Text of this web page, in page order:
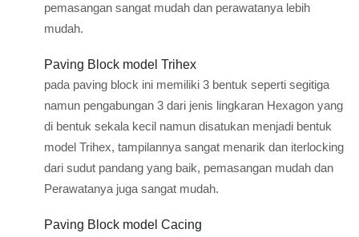
pemasangan sangat mudah dan perawatanya lebih
mudah.
Paving Block model Trihex
pada paving block ini memiliki 3 bentuk seperti segitiga
namun pengabungan 3 dari jenis lingkaran Hexagon yang
di bentuk sekala kecil namun disatukan menjadi bentuk
model Trihex, tampilannya sangat menarik dan iterlocking
dari sudut pandang yang baik, pemasangan mudah dan
Perawatanya juga sangat mudah.
Paving Block model Cacing